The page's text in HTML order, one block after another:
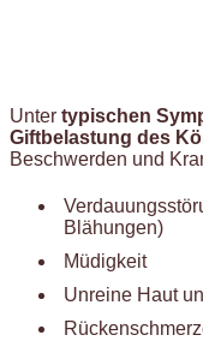
Unter typischen
Giftbelastung des
Beschwerden und
Blähungen)
Müdigkeit
Unreine Haut